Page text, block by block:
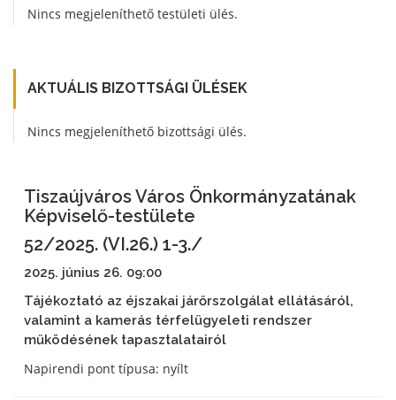
Nincs megjeleníthető testületi ülés.
AKTUÁLIS BIZOTTSÁGI ÜLÉSEK
Nincs megjeleníthető bizottsági ülés.
Tiszaújváros Város Önkormányzatának
Képviselő-testülete
52/2025. (VI.26.) 1-3./
2025. június 26. 09:00
Tájékoztató az éjszakai járőrszolgálat ellátásáról,
valamint a kamerás térfelügyeleti rendszer
működésének tapasztalatairól
Napirendi pont típusa: nyílt